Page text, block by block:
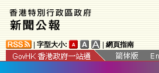
字型大小: 網頁指南